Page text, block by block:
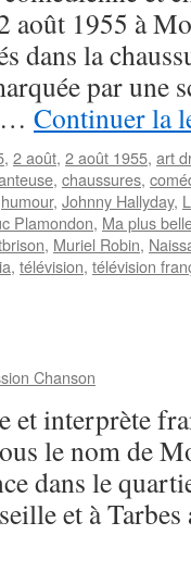
1955 à
dans la
par
… Continuer la
, 2 août, 2 août 1955, art
, chaussures,
humour, Johnny Hallyday,
Plamondon, Ma plus
, Muriel Robin,
, télévision, télévision
Chanson
et interprète
le nom de
dans le
et à